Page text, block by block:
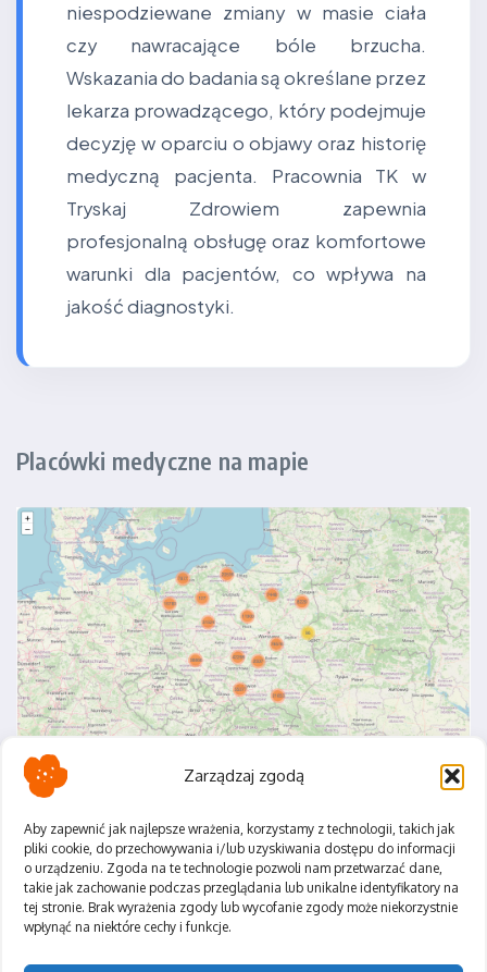
Zarządzaj zgodą
Aby zapewnić jak najlepsze wrażenia, korzystamy z technologii, takich jak
pliki cookie, do przechowywania i/lub uzyskiwania dostępu do informacji
o urządzeniu. Zgoda na te technologie pozwoli nam przetwarzać dane,
takie jak zachowanie podczas przeglądania lub unikalne identyfikatory na
tej stronie. Brak wyrażenia zgody lub wycofanie zgody może niekorzystnie
wpłynąć na niektóre cechy i funkcje.
niespodziewane zmiany w masie ciała
czy nawracające bóle brzucha.
Wskazania do badania są określane przez
lekarza prowadzącego, który podejmuje
decyzję w oparciu o objawy oraz historię
medyczną pacjenta. Pracownia TK w
Tryskaj Zdrowiem zapewnia
profesjonalną obsługę oraz komfortowe
warunki dla pacjentów, co wpływa na
jakość diagnostyki.
Placówki medyczne na mapie
Polityka Prywatności
Regulamin